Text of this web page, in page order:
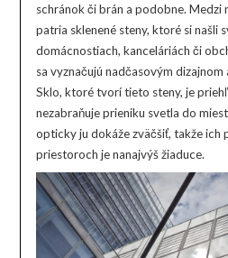
schránok či brán a podobne. Medzi
patria sklenené steny, ktoré si našli
domácnostiach, kanceláriách či
sa vyznačujú nadčasovým
Sklo, ktoré tvorí tieto steny, je
nezabraňuje prieniku svetla do
opticky ju dokáže zväčšiť, takže ich
priestoroch je nanajvýš žiaduce.